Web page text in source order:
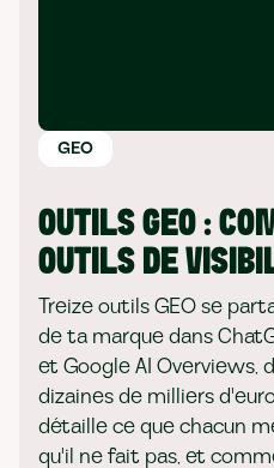
GEO
OUTILS GEO :
OUTILS DE
Treize outils GEO se
de ta marque dans
et Google AI Overviews,
dizaines de milliers
détaille ce que chacun
qu'il ne fait pas, et